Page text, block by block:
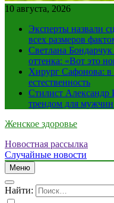
10 августа, 2026
Эксперты назвали
всех размеров
Светлана Бондарчук
оттенка: «Вот это
Хирург Сафонова: в
естественность
Стилист Александр
трендом для мужчин
Женское здоровье
Новостная рассылка
Случайные новости
Меню
Найти: